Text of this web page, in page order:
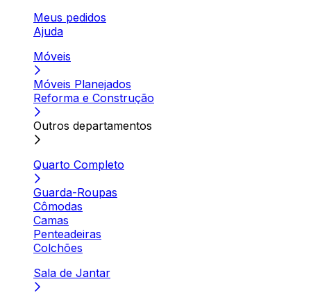
Meus pedidos
Ajuda
Móveis
Móveis Planejados
Reforma e Construção
Outros departamentos
Quarto Completo
Guarda-Roupas
Cômodas
Camas
Penteadeiras
Colchões
Sala de Jantar